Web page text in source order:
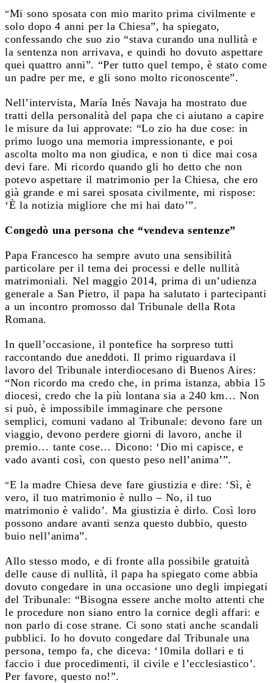
“Mi sono sposata con mio marito prima civilmente e
solo dopo 4 anni per la Chiesa”, ha spiegato,
confessando che suo zio “stava curando una nullità e
la sentenza non arrivava, e quindi ho dovuto aspettare
quei quattro anni”. “Per tutto quel tempo, è stato come
un padre per me, e gli sono molto riconoscente”.
Nell’intervista, María Inés Navaja ha mostrato due
tratti della personalità del papa che ci aiutano a capire
le misure da lui approvate: “Lo zio ha due cose: in
primo luogo una memoria impressionante, e poi
ascolta molto ma non giudica, e non ti dice mai cosa
devi fare. Mi ricordo quando gli ho detto che non
potevo aspettare il matrimonio per la Chiesa, che ero
già grande e mi sarei sposata civilmente, mi rispose:
‘È la notizia migliore che mi hai dato’”.
Congedò una persona che “vendeva sentenze”
Papa Francesco ha sempre avuto una sensibilità
particolare per il tema dei processi e delle nullità
matrimoniali. Nel maggio 2014, prima di un’udienza
generale a San Pietro, il papa ha salutato i partecipanti
a un incontro promosso dal Tribunale della Rota
Romana.
In quell’occasione, il pontefice ha sorpreso tutti
raccontando due aneddoti. Il primo riguardava il
lavoro del Tribunale interdiocesano di Buenos Aires:
“Non ricordo ma credo che, in prima istanza, abbia 15
diocesi, credo che la più lontana sia a 240 km… Non
si può, è impossibile immaginare che persone
semplici, comuni vadano al Tribunale: devono fare un
viaggio, devono perdere giorni di lavoro, anche il
premio… tante cose… Dicono: ‘Dio mi capisce, e
vado avanti così, con questo peso nell’anima’”.
“E la madre Chiesa deve fare giustizia e dire: ‘Sì, è
vero, il tuo matrimonio è nullo – No, il tuo
matrimonio è valido’. Ma giustizia è dirlo. Così loro
possono andare avanti senza questo dubbio, questo
buio nell’anima”.
Allo stesso modo, e di fronte alla possibile gratuità
delle cause di nullità, il papa ha spiegato come abbia
dovuto congedare in una occasione uno degli impiegati
del Tribunale: “Bisogna essere anche molto attenti che
le procedure non siano entro la cornice degli affari: e
non parlo di cose strane. Ci sono stati anche scandali
pubblici. Io ho dovuto congedare dal Tribunale una
persona, tempo fa, che diceva: ‘10mila dollari e ti
faccio i due procedimenti, il civile e l’ecclesiastico’.
Per favore, questo no!”.